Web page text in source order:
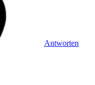
Antworten